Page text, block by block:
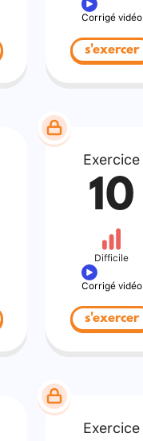
Corrigé vidéo
s'exercer
Exercice
10
Difficile
Corrigé vidéo
s'exercer
Exercice